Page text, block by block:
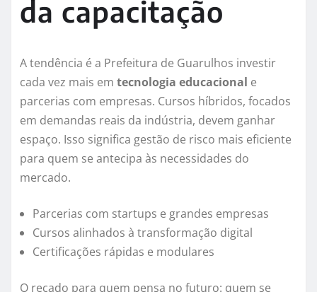
da capacitação
A tendência é a Prefeitura de Guarulhos investir
cada vez mais em tecnologia educacional e
parcerias com empresas. Cursos híbridos, focados
em demandas reais da indústria, devem ganhar
espaço. Isso significa gestão de risco mais eficiente
para quem se antecipa às necessidades do
mercado.
Parcerias com startups e grandes empresas
Cursos alinhados à transformação digital
Certificações rápidas e modulares
O recado para quem pensa no futuro: quem se